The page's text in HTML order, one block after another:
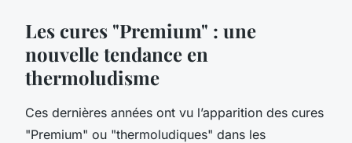
Les cures "Premium" : une
nouvelle tendance en
thermoludisme
Ces dernières années ont vu l’apparition des cures
"Premium" ou "thermoludiques" dans les